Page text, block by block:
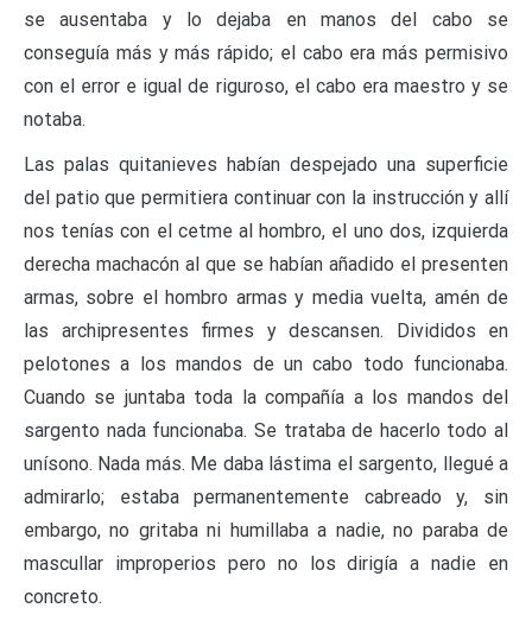
se ausentaba y lo dejaba en manos del cabo se
conseguía más y más rápido; el cabo era más permisivo
con el error e igual de riguroso, el cabo era maestro y se
notaba.
Las palas quitanieves habían despejado una superficie
del patio que permitiera continuar con la instrucción y allí
nos tenías con el cetme al hombro, el uno dos, izquierda
derecha machacón al que se habían añadido el presenten
armas, sobre el hombro armas y media vuelta, amén de
las archipresentes firmes y descansen. Divididos en
pelotones a los mandos de un cabo todo funcionaba.
Cuando se juntaba toda la compañía a los mandos del
sargento nada funcionaba. Se trataba de hacerlo todo al
unísono. Nada más. Me daba lástima el sargento, llegué a
admirarlo; estaba permanentemente cabreado y, sin
embargo, no gritaba ni humillaba a nadie, no paraba de
mascullar improperios pero no los dirigía a nadie en
concreto.